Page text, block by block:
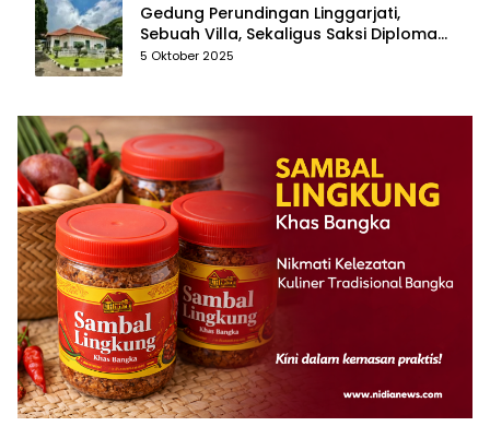
Gedung Perundingan Linggarjati,
Sebuah Villa, Sekaligus Saksi Diplomasi
yang Mengubah Arah Bangsa
5 Oktober 2025